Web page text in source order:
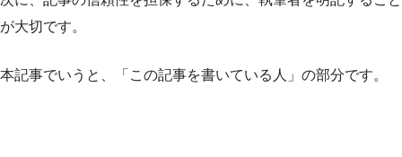
が大切です。
本記事でいうと、「この記事を書いている人」の部分です。